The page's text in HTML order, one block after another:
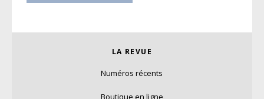
LA REVUE
Numéros récents
Boutique en ligne